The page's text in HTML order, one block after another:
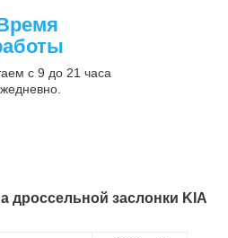
с 9 до 21 часа
дроссельной заслонки KIA